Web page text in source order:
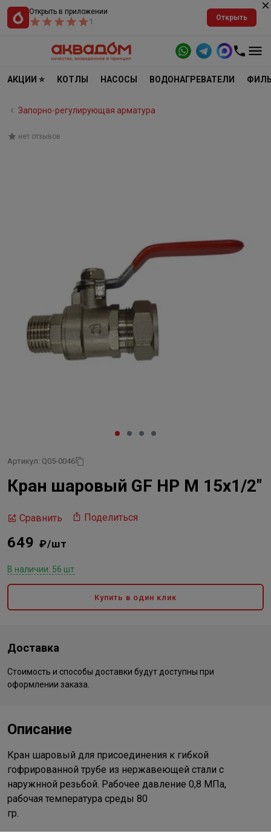
Открыть в приложении
1
Открыть
АКЦИИ ⭐ КОТЛЫ НАСОСЫ ВОДОНАГРЕВАТЕЛИ
Запорно-регулирующая арматура
нет отзывов
Артикул: Q05-0046
Кран шаровый GF НР M 15x1/2"
Сравнить Поделиться
649 ₽/шт
В наличии: 56 шт
Купить в один клик
Доставка
Стоимость и способы доставки будут доступны при
оформлении заказа.
Описание
Кран шаровый для присоединения к гибкой
гофрированной трубе из нержавеющей стали с
наружнной резьбой. Рабочее давление 0,8 МПа,
рабочая температура среды 80
гр.